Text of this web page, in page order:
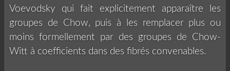
Voevodsky qui fait explicitement apparaître les
groupes de Chow, puis à les remplacer plus ou
moins formellement par des groupes de Chow-
Witt à coefficients dans des fibrés convenables.